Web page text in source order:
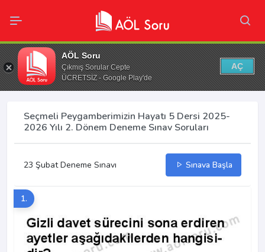
AÖL Soru
Çıkmış Sorular Cepte
ÜCRETSİZ - Google Play'de
AÇ
Seçmeli Peygamberimizin Hayatı 5 Dersi 2025-
2026 Yılı 2. Dönem Deneme Sınav Soruları
23 Şubat Deneme Sınavı Sınava Başla
1.